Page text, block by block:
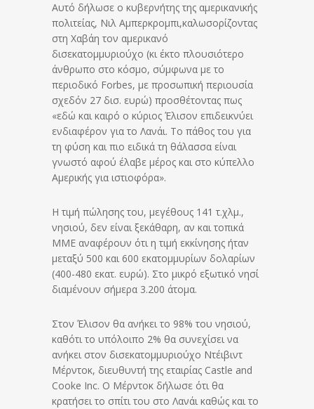
Αυτό δήλωσε ο κυβερνήτης της αμερικανικής
πολιτείας, Νιλ Αμπερκρομπι,καλωσορίζοντας
στη Χαβάη τον αμερικανό
δισεκατομμυριούχο (κι έκτο πλουσιότερο
άνθρωπο στο κόσμο, σύμφωνα με το
περιοδικό Forbes, με προσωπική περιουσία
σχεδόν 27 δισ. ευρώ) προσθέτοντας πως
«εδώ και καιρό ο κύριος Έλισον επιδεικνύει
ενδιαφέρον για το Λανάι. Το πάθος του για
τη φύση και πιο ειδικά τη θάλασσα είναι
γνωστό αφού έλαβε μέρος και στο κύπελλο
Αμερικής για ιστιοφόρα».
Η τιμή πώλησης του, μεγέθους 141 τ.χλμ.,
νησιού, δεν είναι ξεκάθαρη, αν και τοπικά
ΜΜΕ αναφέρουν ότι η τιμή εκκίνησης ήταν
μεταξύ 500 και 600 εκατομμυρίων δολαρίων
(400-480 εκατ. ευρώ). Στο μικρό εξωτικό νησί
διαμένουν σήμερα 3.200 άτομα.
Στον Έλισον θα ανήκει το 98% του νησιού,
καθότι το υπόλοιπο 2% θα συνεχίσει να
ανήκει στον δισεκατομμυριούχο Ντέιβιντ
Μέρντοκ, διευθυντή της εταιρίας Castle and
Cooke Inc. Ο Μέρντοκ δήλωσε ότι θα
κρατήσει το σπίτι του στο Λανάι καθώς και το